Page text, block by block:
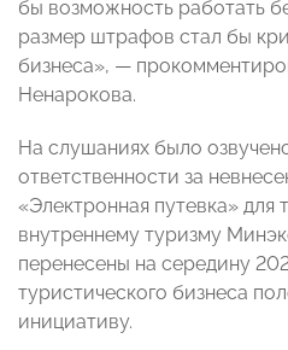
бы возможность работать
размер штрафов стал бы
бизнеса», —
Ненарокова.
На слушаниях было
ответственности за
«Электронная путевка» для
внутреннему туризму
перенесены на середину
туристического бизнеса
инициативу.